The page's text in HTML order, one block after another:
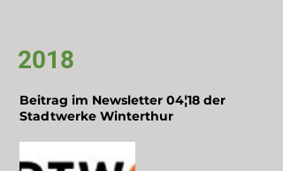
2018
Beitrag im Newsletter 04¦18 der
Stadtwerke Winterthur